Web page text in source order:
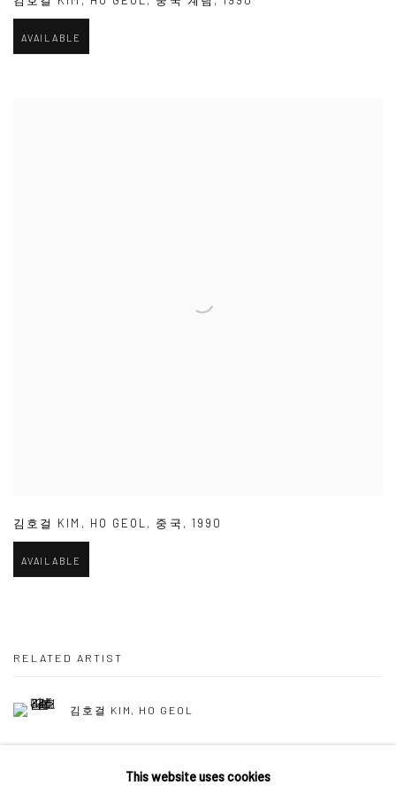
AVAILABLE
김호걸 KIM , HO GEOL , 중국 , 1990
AVAILABLE
RELATED ARTIST
김호걸 KIM, HO GEOL
This website uses cookies